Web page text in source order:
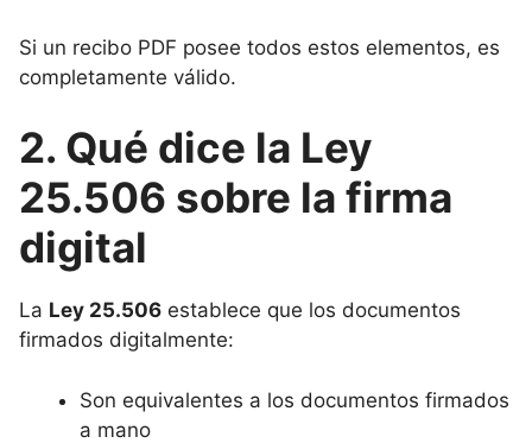
Si un recibo PDF posee todos estos elementos, es
completamente válido.
2. Qué dice la Ley
25.506 sobre la firma
digital
La Ley 25.506 establece que los documentos
firmados digitalmente:
Son equivalentes a los documentos firmados
a mano